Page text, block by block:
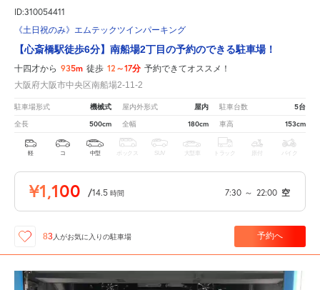
ID:310054411
《土日祝のみ》エムテックツインパーキング
【心斎橋駅徒歩6分】南船場2丁目の予約のできる駐車場！
十四才から 935m 徒歩 12～17分 予約できてオススメ！
大阪府大阪市中央区南船場2-11-2
駐車場形式 機械式 屋内外形式 屋内 駐車台数 5台
全長 500cm 全幅 180cm 車高 153cm
軽 コ 中型 ボックス SUV 大型車 トラック 原付 バイク
¥1,100 /14.5 時間 7:30 ～ 22:00 空
83 人がお気に入りの駐車場 予約へ